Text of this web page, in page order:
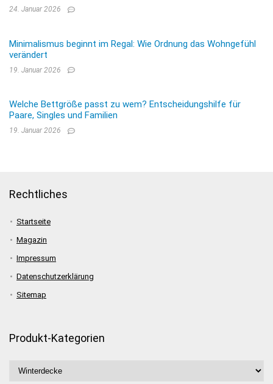
24. Januar 2026
Minimalismus beginnt im Regal: Wie Ordnung das Wohngefühl
verändert
19. Januar 2026
Welche Bettgröße passt zu wem? Entscheidungshilfe für
Paare, Singles und Familien
19. Januar 2026
Rechtliches
Startseite
Magazin
Impressum
Datenschutzerklärung
Sitemap
Produkt-Kategorien